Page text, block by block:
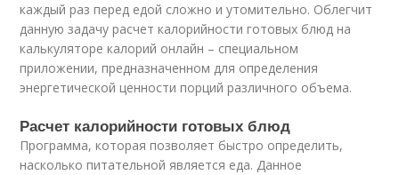
каждый раз перед едой сложно и утомительно. Облегчит
данную задачу расчет калорийности готовых блюд на
калькуляторе калорий онлайн – специальном
приложении, предназначенном для определения
энергетической ценности порций различного объема.
Расчет калорийности готовых блюд
Программа, которая позволяет быстро определить,
насколько питательной является еда. Данное